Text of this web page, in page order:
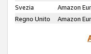
Svezia
Amazon
Regno Unito
Amazon